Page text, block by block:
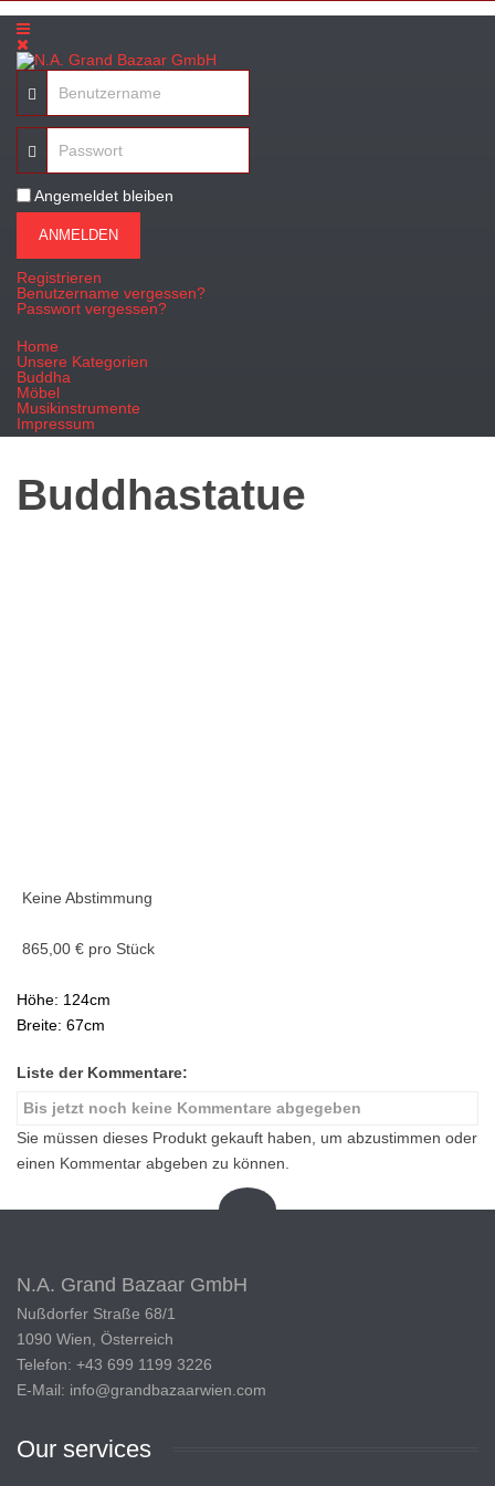
Angemeldet bleiben
ANMELDEN
Registrieren
Benutzername vergessen?
Passwort vergessen?
Home
Unsere Kategorien
Buddha
Möbel
Musikinstrumente
Impressum
Buddhastatue
Keine Abstimmung
865,00 € pro Stück
Höhe: 124cm
Breite: 67cm
Liste der Kommentare:
Bis jetzt noch keine Kommentare abgegeben
Sie müssen dieses Produkt gekauft haben, um abzustimmen oder
einen Kommentar abgeben zu können.
N.A. Grand Bazaar GmbH
Nußdorfer Straße 68/1
1090 Wien, Österreich
Telefon: +43 699 1199 3226
E-Mail: info@grandbazaarwien.com
Our services